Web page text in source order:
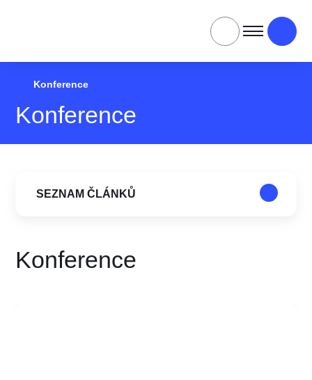
Konference
Konference
SEZNAM ČLÁNKŮ
Konference